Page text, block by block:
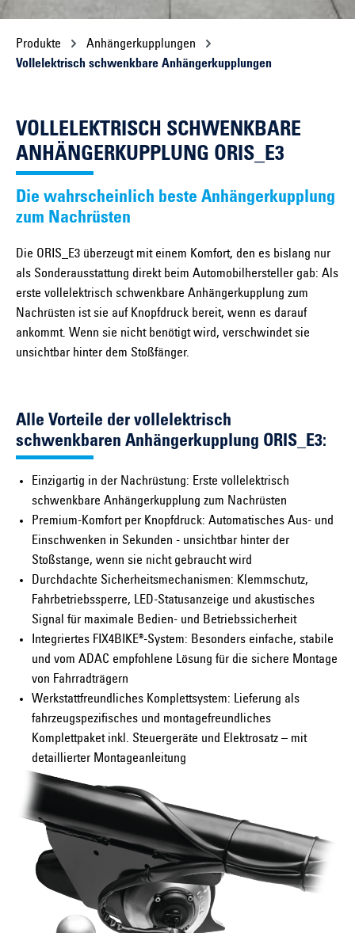
Produkte
Anhängerkupplungen
Vollelektrisch schwenkbare Anhängerkupplungen
VOLLELEKTRISCH SCHWENKBARE
ANHÄNGERKUPPLUNG ORIS_E3
Die wahrscheinlich beste Anhängerkupplung
zum Nachrüsten
Die ORIS_E3 überzeugt mit einem Komfort, den es bislang nur
als Sonderausstattung direkt beim Automobilhersteller gab: Als
erste vollelektrisch schwenkbare Anhängerkupplung zum
Nachrüsten ist sie auf Knopfdruck bereit, wenn es darauf
ankommt. Wenn sie nicht benötigt wird, verschwindet sie
unsichtbar hinter dem Stoßfänger.
Alle Vorteile der vollelektrisch
schwenkbaren Anhängerkupplung ORIS_E3:
Einzigartig in der Nachrüstung: Erste vollelektrisch
schwenkbare Anhängerkupplung zum Nachrüsten
Premium-Komfort per Knopfdruck: Automatisches Aus- und
Einschwenken in Sekunden - unsichtbar hinter der
Stoßstange, wenn sie nicht gebraucht wird
Durchdachte Sicherheitsmechanismen: Klemmschutz,
Fahrbetriebssperre, LED-Statusanzeige und akustisches
Signal für maximale Bedien- und Betriebssicherheit
Integriertes FIX4BIKE®-System: Besonders einfache, stabile
und vom ADAC empfohlene Lösung für die sichere Montage
von Fahrradträgern
Werkstattfreundliches Komplettsystem: Lieferung als
fahrzeugspezifisches und montagefreundliches
Komplettpaket inkl. Steuergeräte und Elektrosatz – mit
detaillierter Montageanleitung